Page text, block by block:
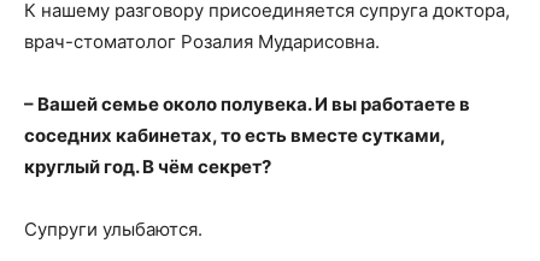
К нашему разговору присоединяется супруга доктора,
врач-стоматолог Розалия Мударисовна.
– Вашей семье около полувека. И вы работаете в
соседних кабинетах, то есть вместе сутками,
круглый год. В чём секрет?
Супруги улыбаются.